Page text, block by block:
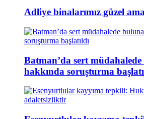
Adliye binalarımız güzel
Batman’da sert
hakkında soruşturma